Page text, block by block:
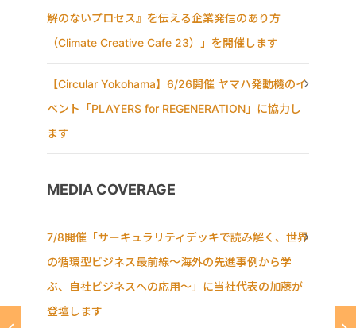
解のないプロセス』を伝える企業発信のあり方
（Climate Creative Cafe 23）」を開催します
【Circular Yokohama】6/26開催 ヤマハ発動機のイ
ベント「PLAYERS for REGENERATION」に協力し
ます
MEDIA COVERAGE
7/8開催「サーキュラリティデッキで読み解く、世界
の循環型ビジネス最前線〜海外の先進事例から学
ぶ、自社ビジネスへの応用〜」に当社代表の加藤が
登壇します